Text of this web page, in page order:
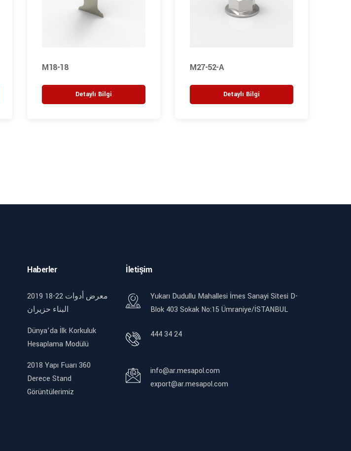
M18-18
Detaylı Bilgi
M27-52-A
Detaylı Bilgi
Haberler
2019 18-22 معرض أدوات
البناء حزيران
Dünya’da İlk Korkuluk
Hesaplama Modülü
2018 Yapı Fuarı 360
Derece Stand
Görüntülerimiz
İletişim
Yukarı Dudullu Mahallesi İmes Sanayi Sitesi D-
Blok 403 Sokak No:15 Ümraniye/İSTANBUL
444 34 24
info@ar.mesapol.com
export@ar.mesapol.com